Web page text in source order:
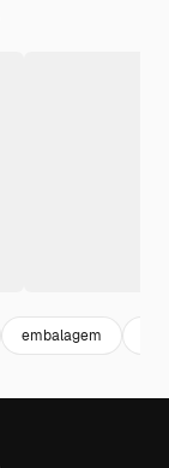
embalagem